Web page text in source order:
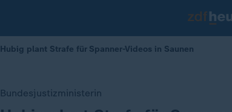
Hubig plant Strafe für Spanner-Videos in Saunen
Bundesjustizministerin